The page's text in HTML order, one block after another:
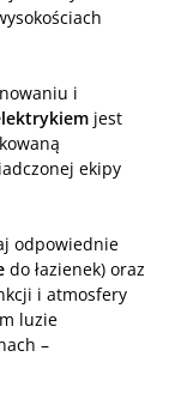
i
jest
ekipy
odpowiednie
do łazienek) oraz
i atmosfery
luzie
–